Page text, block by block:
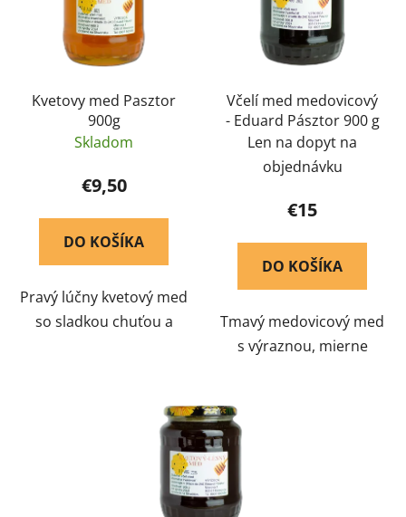
Kvetovy med Pasztor
900g
Skladom
€9,50
DO KOŠÍKA
Pravý lúčny kvetový med
so sladkou chuťou a
okamžitým zdrojom
energie a telu dodáva
Včelí med medovicový
- Eduard Pásztor 900 g
Len na dopyt na
objednávku
€15
DO KOŠÍKA
Tmavý medovicový med
s výraznou, mierne
Mimoriadne bohatý na
minerály a antioxidanty,
antibakteriálnymi a...